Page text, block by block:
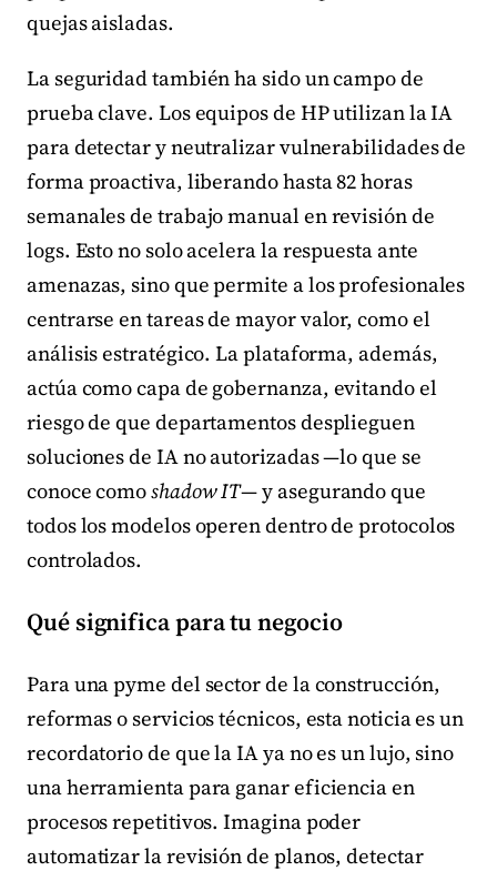
quejas aisladas.
La seguridad también ha sido un campo de
prueba clave. Los equipos de HP utilizan la IA
para detectar y neutralizar vulnerabilidades de
forma proactiva, liberando hasta 82 horas
semanales de trabajo manual en revisión de
logs. Esto no solo acelera la respuesta ante
amenazas, sino que permite a los profesionales
centrarse en tareas de mayor valor, como el
análisis estratégico. La plataforma, además,
actúa como capa de gobernanza, evitando el
riesgo de que departamentos desplieguen
soluciones de IA no autorizadas —lo que se
conoce comoshadow IT— y asegurando que
todos los modelos operen dentro de protocolos
controlados.
Qué significa para tu negocio
Para una pyme del sector de la construcción,
reformas o servicios técnicos, esta noticia es un
recordatorio de que la IA ya no es un lujo, sino
una herramienta para ganar eficiencia en
procesos repetitivos. Imagina poder
automatizar la revisión de planos, detectar